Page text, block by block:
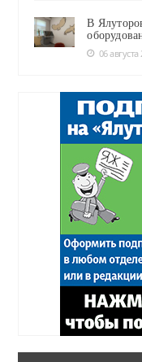
В
06 августа